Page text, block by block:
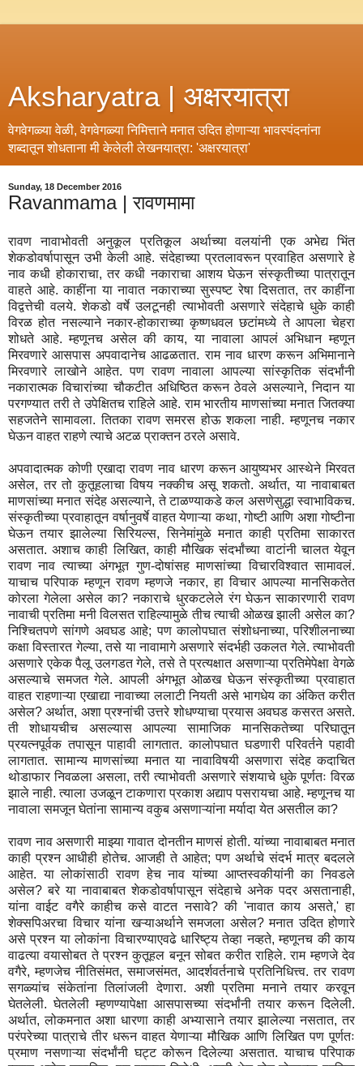
Aksharyatra | अक्षरयात्रा
वेगवेगळ्या वेळी, वेगवेगळ्या निमित्ताने मनात उदित होणाऱ्या भावस्पंदनांना
शब्दातून शोधताना मी केलेली लेखनयात्रा: 'अक्षरयात्रा'
Sunday, 18 December 2016
Ravanmama | रावणमामा
रावण नावाभोवती अनुकूल प्रतिकूल अर्थाच्या वलयांनी एक अभेद्य भिंत
शेकडोवर्षापासून उभी केली आहे. संदेहाच्या प्रतलावरून प्रवाहित असणारे हे
नाव कधी होकाराचा, तर कधी नकाराचा आशय घेऊन संस्कृतीच्या पात्रातून
वाहते आहे. काहींना या नावात नकाराच्या सुस्पष्ट रेषा दिसतात, तर काहींना
विद्वत्तेची वलये. शेकडो वर्षे उलटूनही त्याभोवती असणारे संदेहाचे धुके काही
विरळ होत नसल्याने नकार-होकाराच्या कृष्णधवल छटांमध्ये ते आपला चेहरा
शोधते आहे. म्हणूनच असेल की काय, या नावाला आपलं अभिधान म्हणून
मिरवणारे आसपास अपवादानेच आढळतात. राम नाव धारण करून अभिमानाने
मिरवणारे लाखोने आहेत. पण रावण नावाला आपल्या सांस्कृतिक संदर्भांनी
नकारात्मक विचारांच्या चौकटीत अधिष्ठित करून ठेवले असल्याने, निदान या
परगण्यात तरी ते उपेक्षितच राहिले आहे. राम भारतीय माणसांच्या मनात जितक्या
सहजतेने सामावला. तितका रावण समरस होऊ शकला नाही. म्हणूनच नकार
घेऊन वाहत राहणे त्याचे अटळ प्राक्तन ठरले असावे.
अपवादात्मक कोणी एखादा रावण नाव धारण करून आयुष्यभर आस्थेने मिरवत
असेल, तर तो कुतूहलाचा विषय नक्कीच असू शकतो. अर्थात, या नावाबाबत
माणसांच्या मनात संदेह असल्याने, ते टाळण्याकडे कल असणेसुद्धा स्वाभाविकच.
संस्कृतीच्या प्रवाहातून वर्षानुवर्षे वाहत येणाऱ्या कथा, गोष्टी आणि अशा गोष्टीना
घेऊन तयार झालेल्या सिरियल्स, सिनेमांमुळे मनात काही प्रतिमा साकारत
असतात. अशाच काही लिखित, काही मौखिक संदर्भांच्या वाटांनी चालत येवून
रावण नाव त्याच्या अंगभूत गुण-दोषांसह माणसांच्या विचारविश्वात सामावलं.
याचाच परिपाक म्हणून रावण म्हणजे नकार, हा विचार आपल्या मानसिकतेत
कोरला गेलेला असेल का? नकाराचे धुरकटलेले रंग घेऊन साकारणारी रावण
नावाची प्रतिमा मनी विलसत राहिल्यामुळे तीच त्याची ओळख झाली असेल का?
निश्चितपणे सांगणे अवघड आहे; पण कालोपघात संशोधनाच्या, परिशीलनाच्या
कक्षा विस्तारत गेल्या, तसे या नावामागे असणारे संदर्भही उकलत गेले. त्याभोवती
असणारे एकेक पैलू उलगडत गेले, तसे ते प्रत्यक्षात असणाऱ्या प्रतिमेपेक्षा वेगळे
असल्याचे समजत गेले. आपली अंगभूत ओळख घेऊन संस्कृतीच्या प्रवाहात
वाहत राहणाऱ्या एखाद्या नावाच्या ललाटी नियती असे भागधेय का अंकित करीत
असेल? अर्थात, अशा प्रश्नांची उत्तरे शोधण्याचा प्रयास अवघड कसरत असते.
ती शोधायचीच असल्यास आपल्या सामाजिक मानसिकतेच्या परिघातून
प्रयत्नपूर्वक तपासून पाहावी लागतात. कालोपघात घडणारी परिवर्तने पहावी
लागतात. सामान्य माणसांच्या मनात या नावाविषयी असणारा संदेह कदाचित
थोडाफार निवळला असला, तरी त्याभोवती असणारे संशयाचे धुके पूर्णतः विरळ
झाले नाही. त्याला उजळून टाकणारा प्रकाश अद्याप पसरायचा आहे. म्हणूनच या
नावाला समजून घेतांना सामान्य वकुब असणाऱ्यांना मर्यादा येत असतील का?
रावण नाव असणारी माझ्या गावात दोनतीन माणसं होती. यांच्या नावाबाबत मनात
काही प्रश्न आधीही होतेच. आजही ते आहेत; पण अर्थाचे संदर्भ मात्र बदलले
आहेत. या लोकांसाठी रावण हेच नाव यांच्या आप्तस्वकीयांनी का निवडले
असेल? बरे या नावाबाबत शेकडोवर्षापासून संदेहाचे अनेक पदर असतानाही,
यांना वाईट वगैरे काहीच कसे वाटत नसावे? की 'नावात काय असते,' हा
शेक्सपिअरचा विचार यांना खऱ्याअर्थाने समजला असेल? मनात उदित होणारे
असे प्रश्न या लोकांना विचारण्याएवढे धारिष्ट्य तेव्हा नव्हते, म्हणूनच की काय
वाढत्या वयासोबत ते प्रश्न कुतूहल बनून सोबत करीत राहिले. राम म्हणजे देव
वगैरे, म्हणजेच नीतिसंमत, समाजसंमत, आदर्शवर्तनाचे प्रतिनिधित्त्व. तर रावण
सगळ्यांच संकेतांना तिलांजली देणारा. अशी प्रतिमा मनाने तयार करवून
घेतलेली. घेतलेली म्हणण्यापेक्षा आसपासच्या संदर्भांनी तयार करून दिलेली.
अर्थात, लोकमनात अशा धारणा काही अभ्यासाने तयार झालेल्या नसतात, तर
परंपरेच्या पात्राचे तीर धरून वाहत येणाऱ्या मौखिक आणि लिखित पण पूर्णतः
प्रमाण नसणाऱ्या संदर्भांनी घट्ट कोरून दिलेल्या असतात. याचाच परिपाक